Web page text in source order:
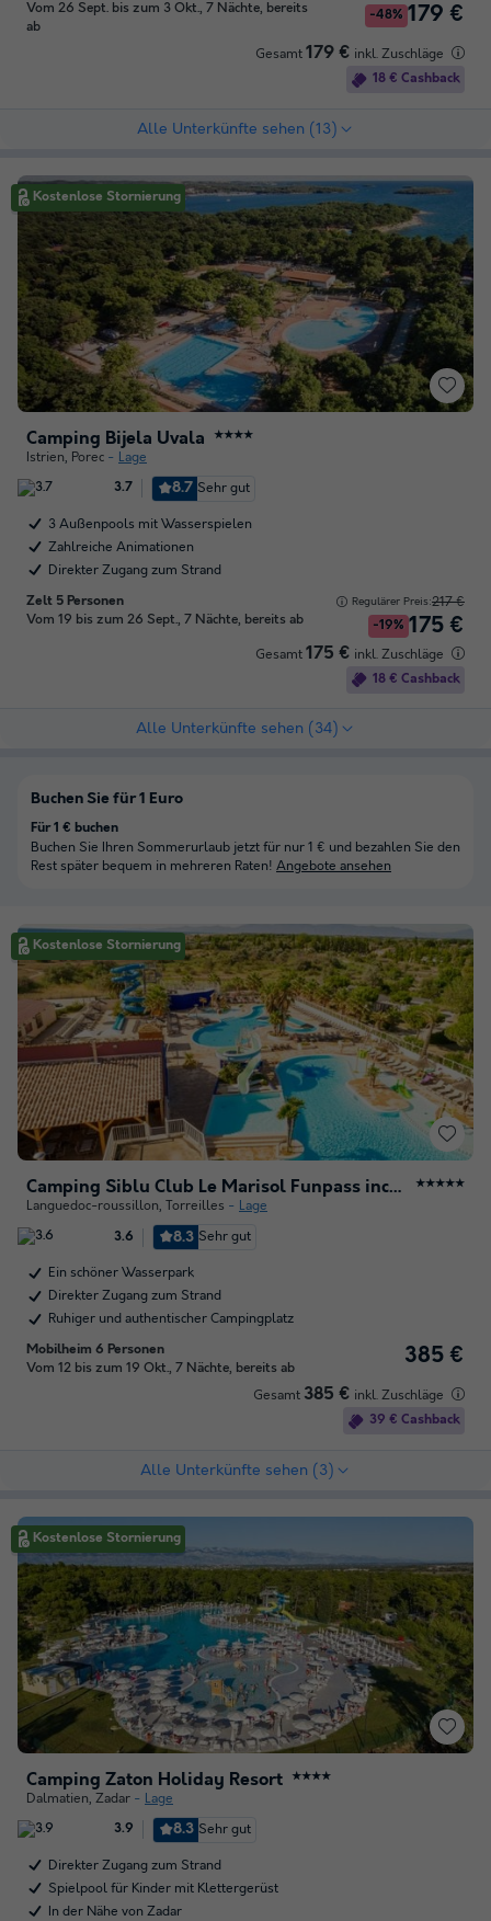
Vom 26 Sept. bis zum 3 Okt., 7 Nächte, bereits
ab
-48% 179 €
Gesamt 179 € inkl. Zuschläge
18 € Cashback
Alle Unterkünfte sehen (13)
Kostenlose Stornierung
Camping Bijela Uvala ★★★★
Istrien, Porec Lage
3.7 8.7 Sehr gut
3 Außenpools mit Wasserspielen
Zahlreiche Animationen
Direkter Zugang zum Strand
Zelt 5 Personen
Vom 19 bis zum 26 Sept., 7 Nächte, bereits ab
Regulärer Preis:217 €
-19% 175 €
Gesamt 175 € inkl. Zuschläge
18 € Cashback
Alle Unterkünfte sehen (34)
Kostenlose Stornierung
Camping Siblu Club Le Marisol Funpass inclus ★★★★★
Languedoc-roussillon, Torreilles Lage
3.6 8.3 Sehr gut
Ein schöner Wasserpark
Direkter Zugang zum Strand
Ruhiger und authentischer Campingplatz
Mobilheim 6 Personen
Vom 12 bis zum 19 Okt., 7 Nächte, bereits ab
385 €
Gesamt 385 € inkl. Zuschläge
39 € Cashback
Alle Unterkünfte sehen (3)
Kostenlose Stornierung
Camping Zaton Holiday Resort ★★★★
Dalmatien, Zadar Lage
3.9 8.3 Sehr gut
Direkter Zugang zum Strand
Spielpool für Kinder mit Klettergerüst
In der Nähe von Zadar
Buchen Sie für 1 Euro
Für 1 € buchen
Buchen Sie Ihren Sommerurlaub jetzt für nur 1 € und bezahlen Sie den
Rest später bequem in mehreren Raten! Angebote ansehen